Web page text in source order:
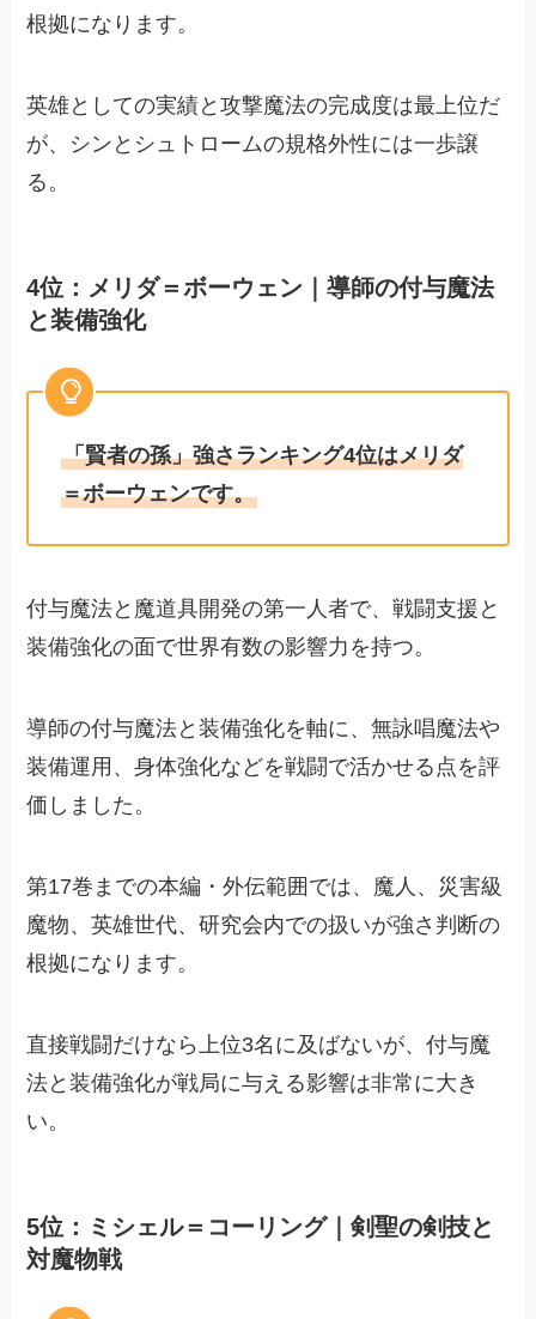
根拠になります。
英雄としての実績と攻撃魔法の完成度は最上位だ
が、シンとシュトロームの規格外性には一歩譲
る。
4位：メリダ＝ボーウェン｜導師の付与魔法
と装備強化
「賢者の孫」強さランキング4位はメリダ
＝ボーウェンです。
付与魔法と魔道具開発の第一人者で、戦闘支援と
装備強化の面で世界有数の影響力を持つ。
導師の付与魔法と装備強化を軸に、無詠唱魔法や
装備運用、身体強化などを戦闘で活かせる点を評
価しました。
第17巻までの本編・外伝範囲では、魔人、災害級
魔物、英雄世代、研究会内での扱いが強さ判断の
根拠になります。
直接戦闘だけなら上位3名に及ばないが、付与魔
法と装備強化が戦局に与える影響は非常に大き
い。
5位：ミシェル＝コーリング｜剣聖の剣技と
対魔物戦